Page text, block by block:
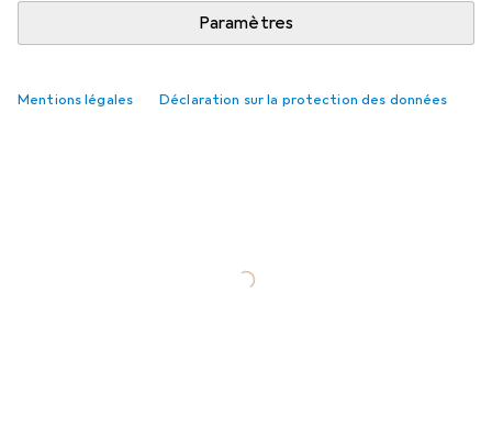
Paramètres
Mentions légales Déclaration sur la protection des données